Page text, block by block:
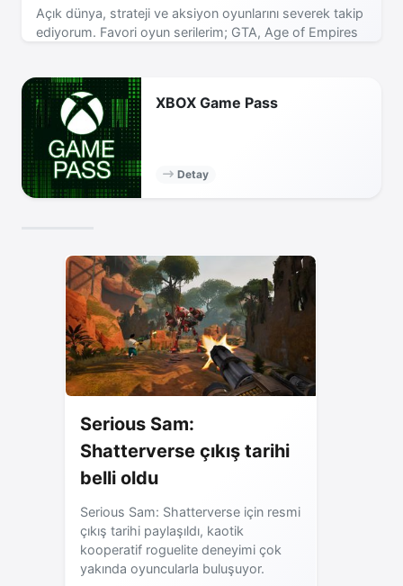
Açık dünya, strateji ve aksiyon oyunlarını severek takip
ediyorum. Favori oyun serilerim; GTA, Age of Empires
XBOX Game Pass
Detay
Serious Sam:
Shatterverse çıkış tarihi
belli oldu
Serious Sam: Shatterverse için resmi
çıkış tarihi paylaşıldı, kaotik
kooperatif roguelite deneyimi çok
yakında oyuncularla buluşuyor.